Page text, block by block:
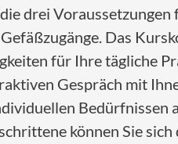
drei Voraussetzungen
Das
für Ihre tägliche
Gespräch mit
Bedürfnissen
können Sie sich